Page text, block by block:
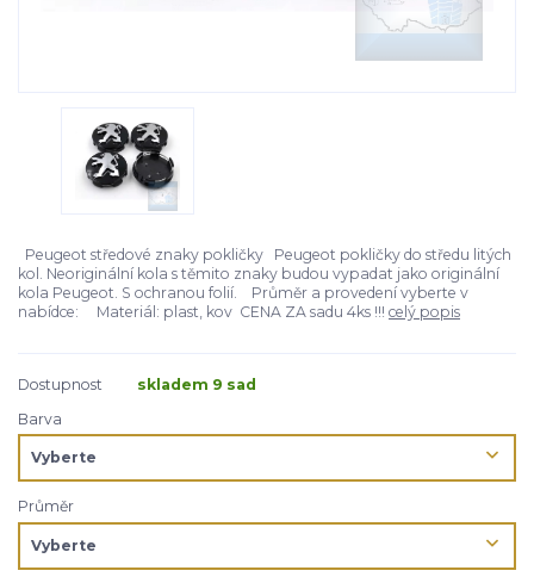
Peugeot středové znaky pokličky Peugeot pokličky do středu litých
kol. Neoriginální kola s těmito znaky budou vypadat jako originální
kola Peugeot. S ochranou folií. Průměr a provedení vyberte v
nabídce: Materiál: plast, kov CENA ZA sadu 4ks !!! celý popis
Dostupnost
skladem 9 sad
Barva
Průměr